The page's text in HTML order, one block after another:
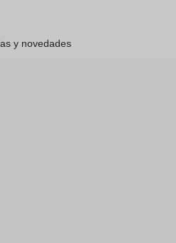
y novedades